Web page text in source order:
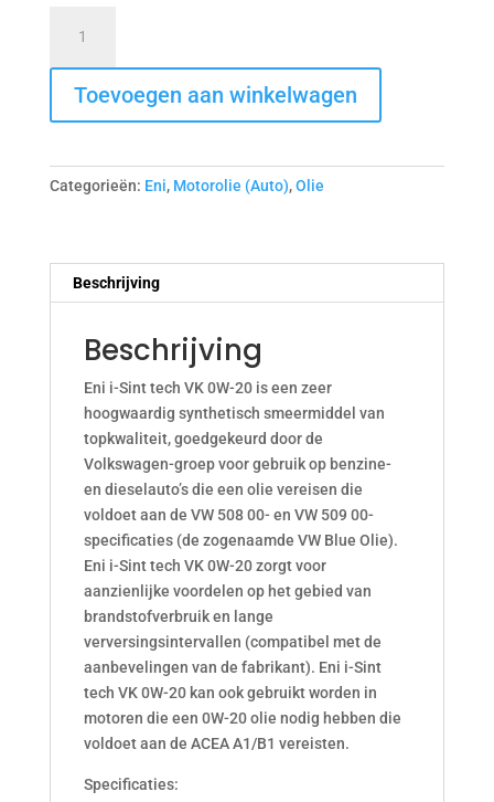
Sint
Tech
VK
20
1L
Toevoegen aan winkelwagen
Categorieën: Eni, Motorolie (Auto),Olie
Beschrijving
Beschrijving
Eni i-Sint tech VK 0W-20 is een zeer
hoogwaardig synthetisch smeermiddel van
topkwaliteit, goedgekeurd door de
Volkswagen-groep voor gebruik op benzine-
en dieselauto’s die een olie vereisen die
voldoet aan de VW 508 00- en VW 509 00-
specificaties (de zogenaamde VW Blue Olie).
Eni i-Sint tech VK 0W-20 zorgt voor
aanzienlijke voordelen op het gebied van
brandstofverbruik en lange
verversingsintervallen (compatibel met de
aanbevelingen van de fabrikant). Eni i-Sint
tech VK 0W-20 kan ook gebruikt worden in
motoren die een 0W-20 olie nodig hebben die
voldoet aan de ACEA A1/B1 vereisten.
Specificaties: